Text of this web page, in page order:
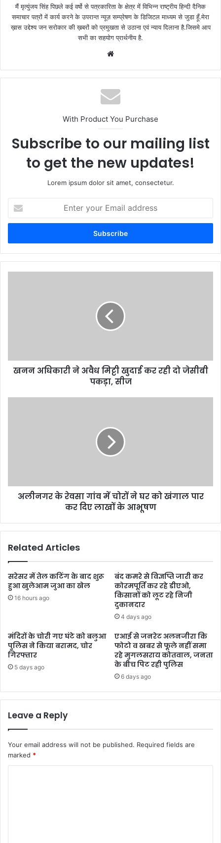
मैं मृत्युंजय सिंह पिछले कई वर्षो से पत्रकारिता के क्षेत्र में विभिन्न राष्ट्रीय हिन्दी दैनिक
समाचार पत्रों में कार्य करने के उपरान्त न्यूज़ सम्प्रेषण के डिजिटल माध्यम से जुडा हूँ.मेरा
ख़ास उद्देश्य जन सरोकार की ख़बरों को प्रमुखता से उठाना एवं न्याय दिलाना है.जिसमे आप
सभी का सहयोग प्रार्थनीय है.
With Product You Purchase
Subscribe to our mailing list
to get the new updates!
Lorem ipsum dolor sit amet, consectetur.
your
Email
खनन अधिकारी ने अवैध मिट्टी खुदाई कर रही दो जेसीबी
पकड़ा, सीज
अलीनगर के रेवसा गांव में चोरों ने घर को खंगाल पार
कर दिए लाखों के आभूषण
Related Articles
सरेसर में तेल कटिंग के बाद शुरू
हुआ खुलेआम जुआ का खेल
16 hours ago
बंद कमरे से विज्ञप्ति जारी कर
कोरमपूर्ति कर रहे डीएओ,
किसानों को लूट रहे निजी
दुकानदार
4 days ago
मंदिरों के चोरी गए घंटे को बलुआ
पुलिस ने किया बरामद, चोर
गिरफ्तार
5 days ago
एआई से जनरेट अलनजीरा कि
फोटो व खबर से फूले नहीं समा
रहे मुगलसराय कोतवाल, जनता
के बीच पिट रही पुलिस
6 days ago
Leave a Reply
Your email address will not be published. Required fields are
marked *